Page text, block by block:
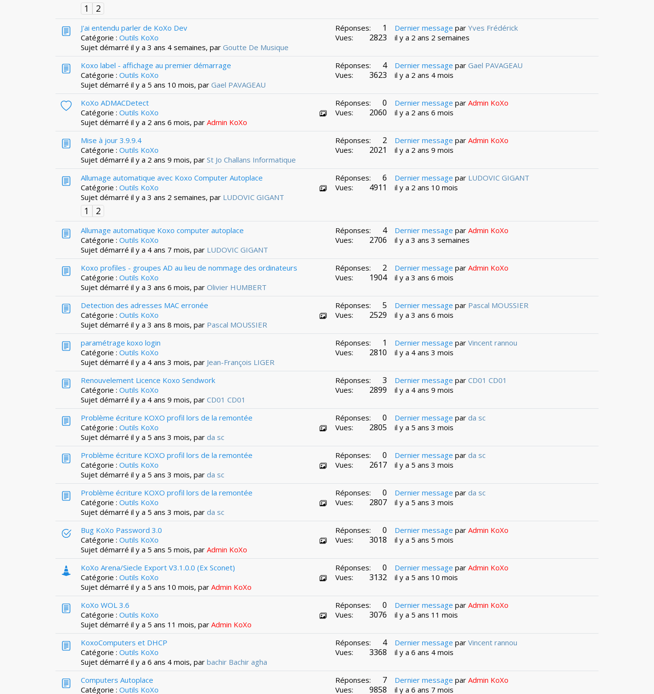
1 2
J'ai entendu parler de KoXo Dev
Catégorie : Outils KoXo
Sujet démarré il y a 3 ans 4 semaines, par Goutte De Musique
Réponses: 1
Vues: 2823
Dernier message par Yves Frédérick
il y a 2 ans 2 semaines
Koxo label - affichage au premier démarrage
Catégorie : Outils KoXo
Sujet démarré il y a 5 ans 10 mois, par Gael PAVAGEAU
Réponses: 4
Vues: 3623
Dernier message par Gael PAVAGEAU
il y a 2 ans 4 mois
KoXo ADMACDetect
Catégorie : Outils KoXo
Sujet démarré il y a 2 ans 6 mois, par Admin KoXo
Réponses: 0
Vues: 2060
Dernier message par Admin KoXo
il y a 2 ans 6 mois
Mise à jour 3.9.9.4
Catégorie : Outils KoXo
Sujet démarré il y a 2 ans 9 mois, par St Jo Challans Informatique
Réponses: 2
Vues: 2021
Dernier message par Admin KoXo
il y a 2 ans 9 mois
Allumage automatique avec Koxo Computer Autoplace
Catégorie : Outils KoXo
Sujet démarré il y a 3 ans 2 semaines, par LUDOVIC GIGANT
1 2
Réponses: 6
Vues: 4911
Dernier message par LUDOVIC GIGANT
il y a 2 ans 10 mois
Allumage automatique Koxo computer autoplace
Catégorie : Outils KoXo
Sujet démarré il y a 4 ans 7 mois, par LUDOVIC GIGANT
Réponses: 4
Vues: 2706
Dernier message par Admin KoXo
il y a 3 ans 3 semaines
Koxo profiles - groupes AD au lieu de nommage des ordinateurs
Catégorie : Outils KoXo
Sujet démarré il y a 3 ans 6 mois, par Olivier HUMBERT
Réponses: 2
Vues: 1904
Dernier message par Admin KoXo
il y a 3 ans 6 mois
Detection des adresses MAC erronée
Catégorie : Outils KoXo
Sujet démarré il y a 3 ans 8 mois, par Pascal MOUSSIER
Réponses: 5
Vues: 2529
Dernier message par Pascal MOUSSIER
il y a 3 ans 6 mois
paramétrage koxo login
Catégorie : Outils KoXo
Sujet démarré il y a 4 ans 3 mois, par Jean-François LIGER
Réponses: 1
Vues: 2810
Dernier message par Vincent rannou
il y a 4 ans 3 mois
Renouvelement Licence Koxo Sendwork
Catégorie : Outils KoXo
Sujet démarré il y a 4 ans 9 mois, par CD01 CD01
Réponses: 3
Vues: 2899
Dernier message par CD01 CD01
il y a 4 ans 9 mois
Problème écriture KOXO profil lors de la remontée
Catégorie : Outils KoXo
Sujet démarré il y a 5 ans 3 mois, par da sc
Réponses: 0
Vues: 2805
Dernier message par da sc
il y a 5 ans 3 mois
Problème écriture KOXO profil lors de la remontée
Catégorie : Outils KoXo
Sujet démarré il y a 5 ans 3 mois, par da sc
Réponses: 0
Vues: 2617
Dernier message par da sc
il y a 5 ans 3 mois
Problème écriture KOXO profil lors de la remontée
Catégorie : Outils KoXo
Sujet démarré il y a 5 ans 3 mois, par da sc
Réponses: 0
Vues: 2807
Dernier message par da sc
il y a 5 ans 3 mois
Bug KoXo Password 3.0
Catégorie : Outils KoXo
Sujet démarré il y a 5 ans 5 mois, par Admin KoXo
Réponses: 0
Vues: 3018
Dernier message par Admin KoXo
il y a 5 ans 5 mois
KoXo Arena/Siecle Export V3.1.0.0 (Ex Sconet)
Catégorie : Outils KoXo
Sujet démarré il y a 5 ans 10 mois, par Admin KoXo
Réponses: 0
Vues: 3132
Dernier message par Admin KoXo
il y a 5 ans 10 mois
KoXo WOL 3.6
Catégorie : Outils KoXo
Sujet démarré il y a 5 ans 11 mois, par Admin KoXo
Réponses: 0
Vues: 3076
Dernier message par Admin KoXo
il y a 5 ans 11 mois
KoxoComputers et DHCP
Catégorie : Outils KoXo
Sujet démarré il y a 6 ans 4 mois, par bachir Bachir agha
Réponses: 4
Vues: 3368
Dernier message par Vincent rannou
il y a 6 ans 4 mois
Computers Autoplace
Catégorie : Outils KoXo
Réponses: 7
Vues: 9858
Dernier message par Admin KoXo
il y a 6 ans 7 mois